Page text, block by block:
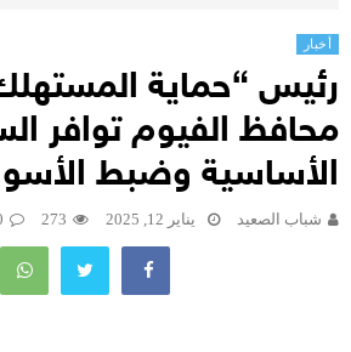
أخبار
رئيس “حماية
محافظ الفيوم توافر
الأساسية وضبط
شباب الصعيد يناير 12, 2025 273